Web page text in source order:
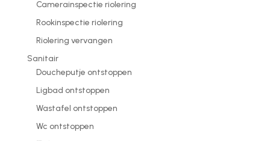
Camerainspectie riolering
Rookinspectie riolering
Riolering vervangen
Sanitair
Doucheputje ontstoppen
Ligbad ontstoppen
Wastafel ontstoppen
Wc ontstoppen